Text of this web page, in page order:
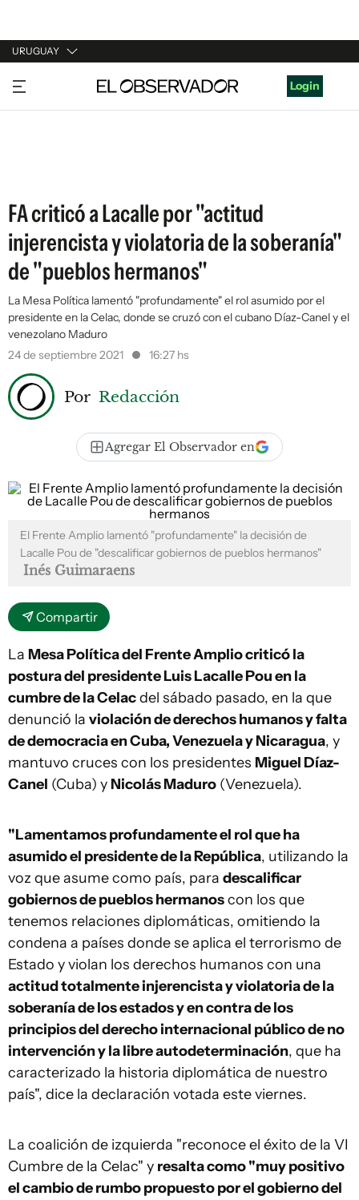
URUGUAY
URUGUAY
ARGENTINA
Login
FA criticó a Lacalle por "actitud
injerencista y violatoria de la soberanía"
de "pueblos hermanos"
La Mesa Política lamentó "profundamente" el rol asumido por el
presidente en la Celac, donde se cruzó con el cubano Díaz-Canel y el
venezolano Maduro
24 de septiembre 2021
16:27 hs
Por Redacción
Agregar El Observador en
El Frente Amplio lamentó "profundamente" la decisión de
Lacalle Pou de "descalificar gobiernos de pueblos hermanos"
Inés Guimaraens
Compartir
La Mesa Política del Frente Amplio criticó la
postura del presidente Luis Lacalle Pou en la
cumbre de la Celacdel sábado pasado, en la que
denunció la violación de derechos humanos y falta
de democracia en Cuba, Venezuela y Nicaragua, y
mantuvo cruces con los presidentes Miguel Díaz-
Canel (Cuba) y Nicolás Maduro (Venezuela).
"Lamentamos profundamente el rol que ha
asumido el presidente de la República, utilizando la
voz que asume como país, para descalificar
gobiernos de pueblos hermanoscon los que
tenemos relaciones diplomáticas, omitiendo la
condena a países donde se aplica el terrorismo de
Estado y violan los derechos humanos con una
actitud totalmente injerencista y violatoria de la
soberanía de los estados y en contra de los
principios del derecho internacional público de no
intervención y la libre autodeterminación, que ha
caracterizado la historia diplomática de nuestro
país", dice la declaración votada este viernes.
La coalición de izquierda "reconoce el éxito de la VI
Cumbre de la Celac" y resalta como "muy positivo
el cambio de rumbo propuesto por el gobierno del